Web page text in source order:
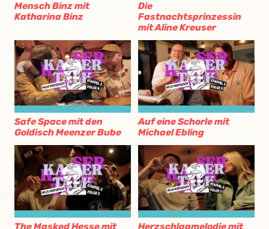
Mensch Binz mit
Katharina Binz
Die
Fastnachtsprinzessin
mit Aline Kreuser
Safe Space mit den
Goldisch Meenzer Bube
Auf eine Schorle mit
Michael Ebling